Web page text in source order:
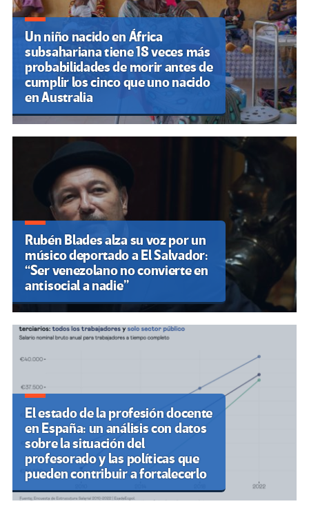
Un niño nacido en África
subsahariana tiene 18 veces más
probabilidades de morir antes de
cumplir los cinco que uno nacido
en Australia
Rubén Blades alza su voz por un
músico deportado a El Salvador:
“Ser venezolano no convierte en
antisocial a nadie”
El estado de la profesión docente
en España: un análisis con datos
sobre la situación del
profesorado y las políticas que
pueden contribuir a fortalecerlo